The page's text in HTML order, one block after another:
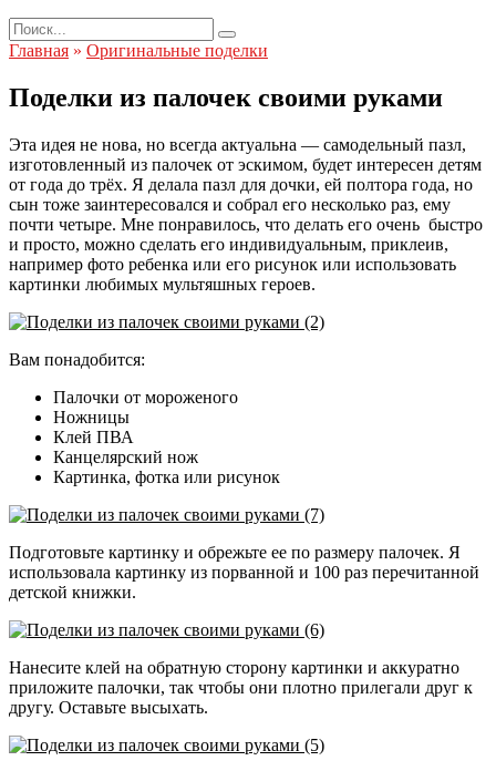
Search
for:
Главная » Оригинальные поделки
Поделки из палочек своими руками
Эта идея не нова, но всегда актуальна — самодельный пазл,
изготовленный из палочек от эскимом, будет интересен детям
от года до трёх. Я делала пазл для дочки, ей полтора года, но
сын тоже заинтересовался и собрал его несколько раз, ему
почти четыре. Мне понравилось, что делать его очень быстро
и просто, можно сделать его индивидуальным, приклеив,
например фото ребенка или его рисунок или использовать
картинки любимых мультяшных героев.
Вам понадобится:
Палочки от мороженого
Ножницы
Клей ПВА
Канцелярский нож
Картинка, фотка или рисунок
Подготовьте картинку и обрежьте ее по размеру палочек. Я
использовала картинку из порванной и 100 раз перечитанной
детской книжки.
Нанесите клей на обратную сторону картинки и аккуратно
приложите палочки, так чтобы они плотно прилегали друг к
другу. Оставьте высыхать.